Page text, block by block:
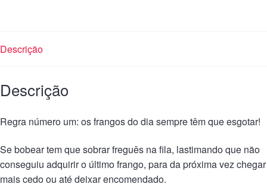
Descrição
Descrição
Regra número um: os frangos do dia sempre têm que esgotar!
Se bobear tem que sobrar freguês na fila, lastimando que não
conseguiu adquirir o último frango, para da próxima vez chegar
mais cedo ou até deixar encomendado.